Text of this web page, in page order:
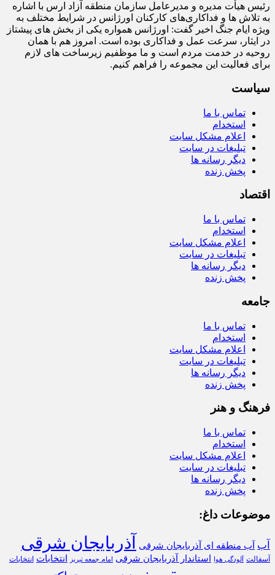
رئیس هیأت‌ مدیره و مدیرعامل سازمان منطقه آزاد ارس با اشاره
به تلاش‌ ها و فداکاری‌های کارکنان اورژانس در شرایط مختلف به‌
ویژه ایام جنگ اخیر گفت: اورژانس همواره یکی از بخش‌ های پیشتاز
در ایثار، سرعت‌ عمل و فداکاری بوده است. امروز هم با همان
روحیه در خدمت مردم است و ما موظفیم زیرساخت‌ های لازم
برای فعالیت این مجموعه را فراهم کنیم.
سیاست
تماس با ما
استخدام
اعلام مشکل سایت
تبلیغات در سایت
دیگر رسانه ها
پخش زنده
اقتصاد
تماس با ما
استخدام
اعلام مشکل سایت
تبلیغات در سایت
دیگر رسانه ها
پخش زنده
جامعه
تماس با ما
استخدام
اعلام مشکل سایت
تبلیغات در سایت
دیگر رسانه ها
پخش زنده
فرهنگ و هنر
تماس با ما
استخدام
اعلام مشکل سایت
تبلیغات در سایت
دیگر رسانه ها
پخش زنده
موضوعات داغ:
آب آب منطقه ای آذربایجان شرقی آذربایجان شرقی
آسفالت آلودگی هوا استاندار آذربایجان شرقی امام جمعه تبریز انتخابات انتخابات